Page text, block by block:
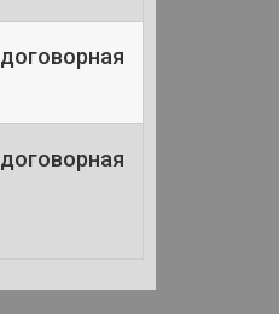
договорная
договорная